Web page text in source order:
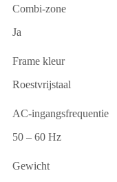
Combi-zone
Ja
Frame kleur
Roestvrijstaal
AC-ingangsfrequentie
50 – 60 Hz
Gewicht